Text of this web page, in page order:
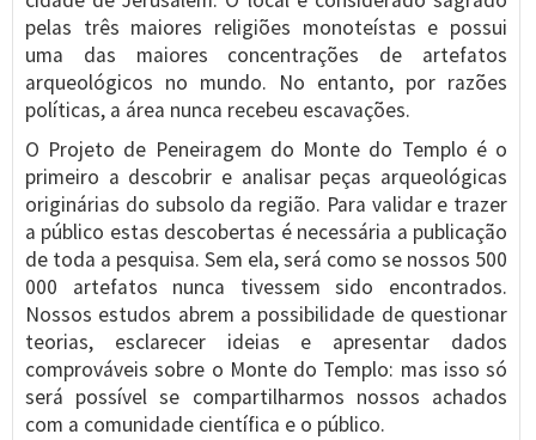
pelas três maiores religiões monoteístas e possui
uma das maiores concentrações de artefatos
arqueológicos no mundo. No entanto, por razões
políticas, a área nunca recebeu escavações.
O Projeto de Peneiragem do Monte do Templo é o
primeiro a descobrir e analisar peças arqueológicas
originárias do subsolo da região. Para validar e trazer
a público estas descobertas é necessária a publicação
de toda a pesquisa. Sem ela, será como se nossos 500
000 artefatos nunca tivessem sido encontrados.
Nossos estudos abrem a possibilidade de questionar
teorias, esclarecer ideias e apresentar dados
comprováveis sobre o Monte do Templo: mas isso só
será possível se compartilharmos nossos achados
com a comunidade científica e o público.